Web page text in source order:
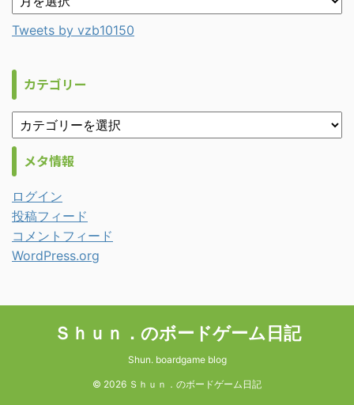
Tweets by vzb10150
カテゴリー
メタ情報
ログイン
投稿フィード
コメントフィード
WordPress.org
Ｓｈｕｎ．のボードゲーム日記
Shun. boardgame blog
© 2026 Ｓｈｕｎ．のボードゲーム日記